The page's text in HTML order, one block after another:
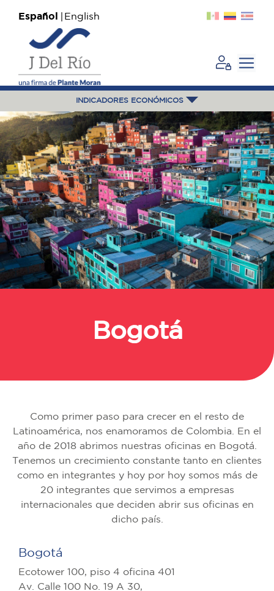
Español English
INDICADORES ECONÓMICOS
Bogotá
Como primer paso para crecer en el resto de
Latinoamérica, nos enamoramos de Colombia. En el
año de 2018 abrimos nuestras oficinas en Bogotá.
Tenemos un crecimiento constante tanto en clientes
como en integrantes y hoy por hoy somos más de
20 integrantes que servimos a empresas
internacionales que deciden abrir sus oficinas en
dicho país.
Bogotá
Ecotower 100, piso 4 oficina 401
Av. Calle 100 No. 19 A 30,